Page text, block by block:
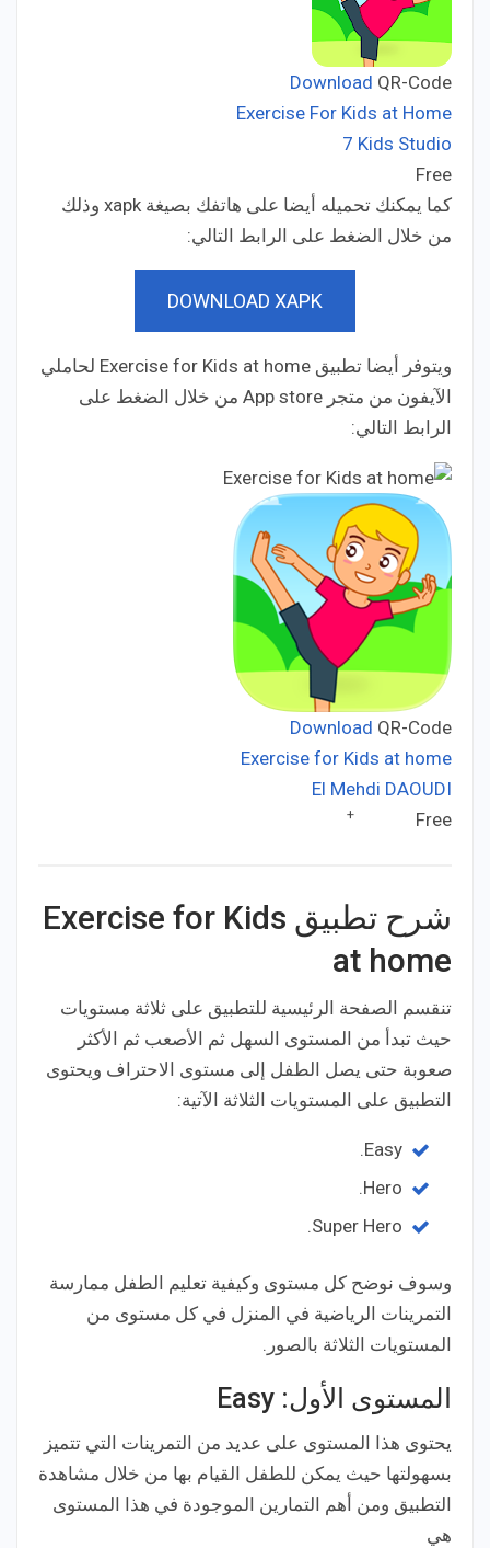
Download QR-Code
Exercise For Kids at Home
7 Kids Studio
Free
كما يمكنك تحميله أيضا على هاتفك بصيغة xapk وذلك
من خلال الضغط على الرابط التالي:
DOWNLOAD XAPK
ويتوفر أيضا تطبيق Exercise for Kids at home لحاملي
الآيفون من متجر App store من خلال الضغط على
الرابط التالي:
Download QR-Code
Exercise for Kids at home
El Mehdi DAOUDI
Free
+
شرح تطبيق Exercise for Kids
at home
تنقسم الصفحة الرئيسية للتطبيق على ثلاثة مستويات
حيث تبدأ من المستوى السهل ثم الأصعب ثم الأكثر
صعوبة حتى يصل الطفل إلى مستوى الاحتراف ويحتوى
التطبيق على المستويات الثلاثة الآتية:
Easy.
Hero.
Super Hero.
وسوف نوضح كل مستوى وكيفية تعليم الطفل ممارسة
التمرينات الرياضية في المنزل في كل مستوى من
المستويات الثلاثة بالصور.
المستوى الأول: Easy
يحتوى هذا المستوى على عديد من التمرينات التي تتميز
بسهولتها حيث يمكن للطفل القيام بها من خلال مشاهدة
التطبيق ومن أهم التمارين الموجودة في هذا المستوى
هي